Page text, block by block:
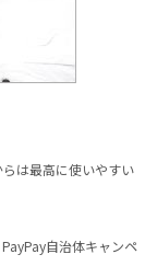
は最高に使いやすい
自治体キャンペ